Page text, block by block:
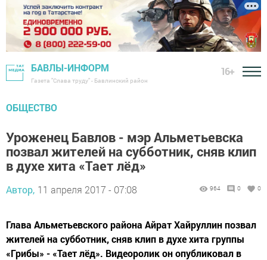
БАВЛЫ-ИНФОРМ
Газета "Слава труду" - Бавлинский район
16+
ОБЩЕСТВО
Уроженец Бавлов - мэр Альметьевска
позвал жителей на субботник, сняв клип
в духе хита «Тает лёд»
Автор, 11 апреля 2017 - 07:08 964 0 0
Глава Альметьевского района Айрат Хайруллин позвал
жителей на субботник, сняв клип в духе хита группы
«Грибы» - «Тает лёд». Видеоролик он опубликовал в